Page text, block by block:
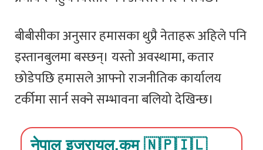
बीबीसीका अनुसार हमासका थुप्रै नेताहरू अहिले पनि
इस्तानबुलमा बस्छन्। यस्तो अवस्थामा, कतार
छोडेपछि हमासले आफ्नो राजनीतिक कार्यालय
टर्कीमा सार्न सक्ने सम्भावना बलियो देखिन्छ।
नेपाल इजरायल.कम 🇳🇵🇮🇱